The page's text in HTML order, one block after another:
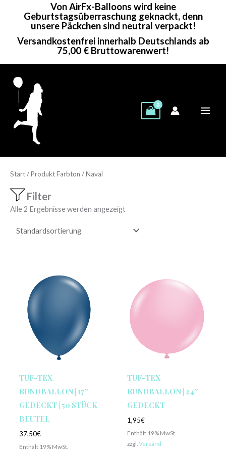
Von AirFx-Balloons wird keine
Geburtstagsüberraschung geknackt, denn
unsere Päckchen sind neutral verpackt!
Versandkostenfrei innerhalb Deutschlands ab
75,00 € Bruttowarenwert!
Start/ Produkt Farbton / Naval
Filter
Alle 2 Ergebnisse werden angezeigt
TUF-TEX
RUNDBALLON | 17″
GEDECKT | 50 STÜCK
BEUTEL
37,50€
Enthält 19% MwSt.
TUF-TEX
RUNDBALLON | 24″
GEDECKT
1,95€
Enthält 19% MwSt.
zzgl. Versand